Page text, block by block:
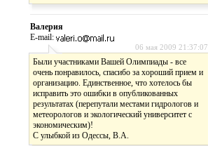
Валерия
E-mail:
06 мая 2009 21:37:07
Были участниками Вашей Олимпиады - все
очень понравилось, спасибо за хороший прием и
организацию. Единственное, что хотелось бы
исправить это ошибки в опубликованных
результатах (перепутали местами гидрологов и
метеорологов и экологический университет с
экономическим)!
C улыбкой из Одессы, В.А.